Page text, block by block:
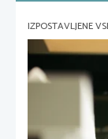
IZPOSTAVLJENE